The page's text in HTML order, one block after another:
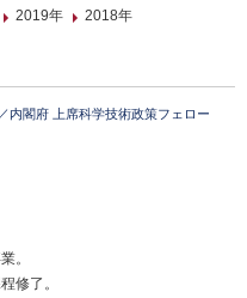
2019年 2018年
内閣府 上席科学技術政策フェロー
。
修了。